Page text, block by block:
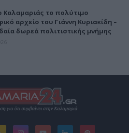
Καλαμαριάς το πολύτιμο
αρχείο του Γιάννη Κυριακίδη –
δωρεά πολιτιστικής μνήμης